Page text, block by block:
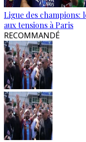
Ligue des champions:
aux tensions à Paris
RECOMMANDÉ